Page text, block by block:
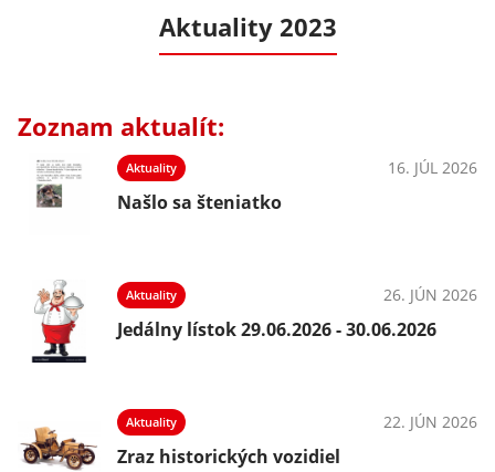
Aktuality 2023
Zoznam aktualít:
Aktuality 16. JÚL 2026
Našlo sa šteniatko
Aktuality 26. JÚN 2026
Jedálny lístok 29.06.2026 - 30.06.2026
Aktuality 22. JÚN 2026
Zraz historických vozidiel